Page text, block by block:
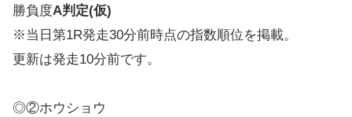
勝負度A判定(仮)
※当日第1R発走30分前時点の指数順位を掲載。
更新は発走10分前です。
◎②ホウショウ